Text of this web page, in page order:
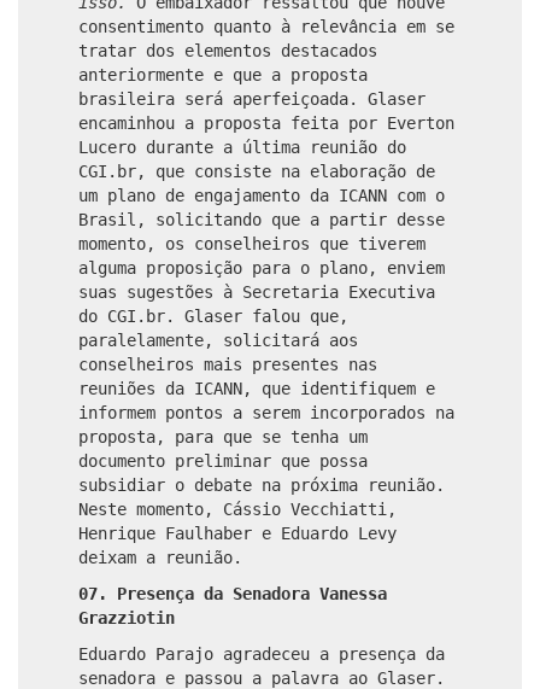
consentimento quanto à relevância em se
tratar dos elementos destacados
anteriormente e que a proposta
brasileira será aperfeiçoada. Glaser
encaminhou a proposta feita por Everton
Lucero durante a última reunião do
CGI.br, que consiste na elaboração de
um plano de engajamento da ICANN com o
Brasil, solicitando que a partir desse
momento, os conselheiros que tiverem
alguma proposição para o plano, enviem
suas sugestões à Secretaria Executiva
do CGI.br. Glaser falou que,
paralelamente, solicitará aos
conselheiros mais presentes nas
reuniões da ICANN, que identifiquem e
informem pontos a serem incorporados na
proposta, para que se tenha um
documento preliminar que possa
subsidiar o debate na próxima reunião.
Neste momento, Cássio Vecchiatti,
Henrique Faulhaber e Eduardo Levy
deixam a reunião.
07. Presença da Senadora Vanessa
Grazziotin
Eduardo Parajo agradeceu a presença da
senadora e passou a palavra ao Glaser.